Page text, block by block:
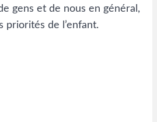
gens et de nous en général,
priorités de l’enfant.